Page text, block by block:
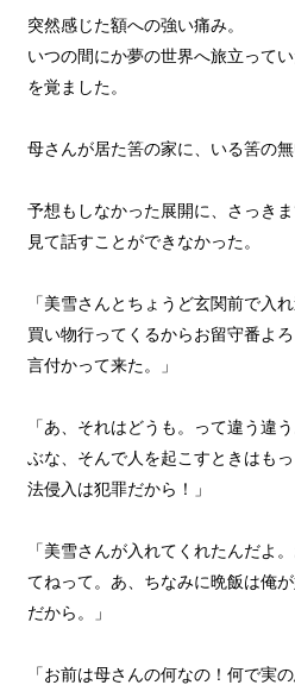
突然感じた額への強い痛み。
いつの間にか夢の世界へ旅立って
を覚ました。
母さんが居た筈の家に、いる筈の無
予想もしなかった展開に、さっき
見て話すことができなかった。
「美雪さんとちょうど玄関前で入
買い物行ってくるからお留守番よ
言付かって来た。」
「あ、それはどうも。って違う違
ぶな、そんで人を起こすときはも
法侵入は犯罪だから！」
「美雪さんが入れてくれたんだよ
てねって。あ、ちなみに晩飯は俺
だから。」
「お前は母さんの何なの！何で実